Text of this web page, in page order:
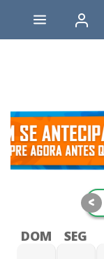
<
DOM SEG